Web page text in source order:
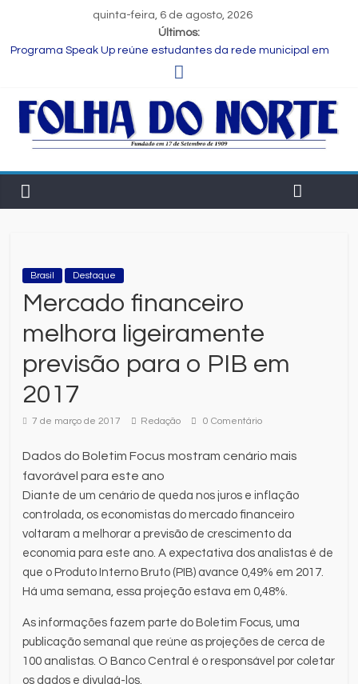
quinta-feira, 6 de agosto, 2026
Últimos:
Programa Speak Up reúne estudantes da rede municipal em
tecnologia na China
FIEB lança Comitê das Cadeias Química e Petroquímica com o
objetivo de fortalecer o setor na Bahia
algodão pela primeira vez, aponta Etene
estacionamento rotativo de Feira de Santana
Brasil Destaque
Mercado financeiro
melhora ligeiramente
previsão para o PIB em
2017
7 de março de 2017 Redação 0 Comentário
Dados do Boletim Focus mostram cenário mais
favorável para este ano
Diante de um cenário de queda nos juros e inflação
controlada, os economistas do mercado financeiro
voltaram a melhorar a previsão de crescimento da
economia para este ano. A expectativa dos analistas é de
que o Produto Interno Bruto (PIB) avance 0,49% em 2017.
Há uma semana, essa projeção estava em 0,48%.
As informações fazem parte do Boletim Focus, uma
publicação semanal que reúne as projeções de cerca de
100 analistas. O Banco Central é o responsável por coletar
os dados e divulgá-los.